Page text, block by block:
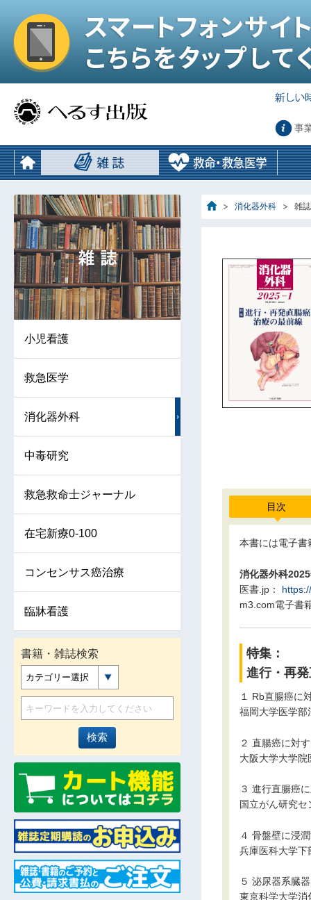
事
消化器外科 雑
目次
本書には電子書
消化器外科
医書.jp：
m3.com電子書
特集：
進行・再
１ Rb直腸癌に
福岡大学医学
２ 直腸癌に対
大阪大学大学
３ 進行直腸癌
国立がん研究
４ 骨盤壁に浸
兵庫医科大学
５ 泌尿器系臓
東京科学大学
小児看護
救急医学
消化器外科
中毒研究
救急救命士ジャーナル
在宅新療0-100
コンセンサス癌治療
臨牀看護
書籍・雑誌検索
カテゴリー選択